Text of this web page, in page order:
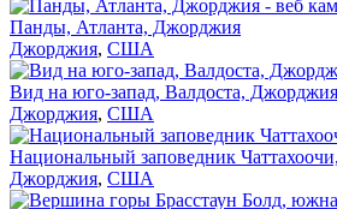
Панды, Атланта, Джорджия
Джорджия, США
Вид на юго-запад, Валдоста, Джорджия
Джорджия, США
Национальный заповедник
Джорджия, США